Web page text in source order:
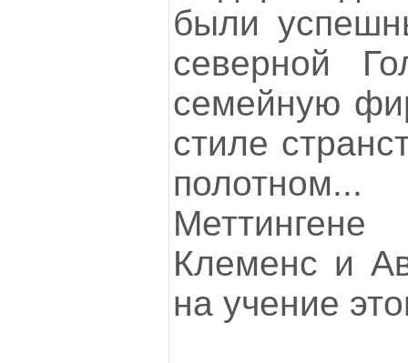
были
северной
семейную
стиле
Клеменс и
на учение